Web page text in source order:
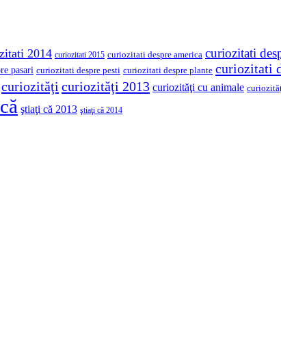
2014 curiozitati 2015 curiozitati despre america curiozitati
pasari curiozitati despre pesti curiozitati despre plante curiozitati
curiozităţi curiozităţi 2013 curiozităţi cu animale
ştiaţi că 2013 ştiaţi că 2014